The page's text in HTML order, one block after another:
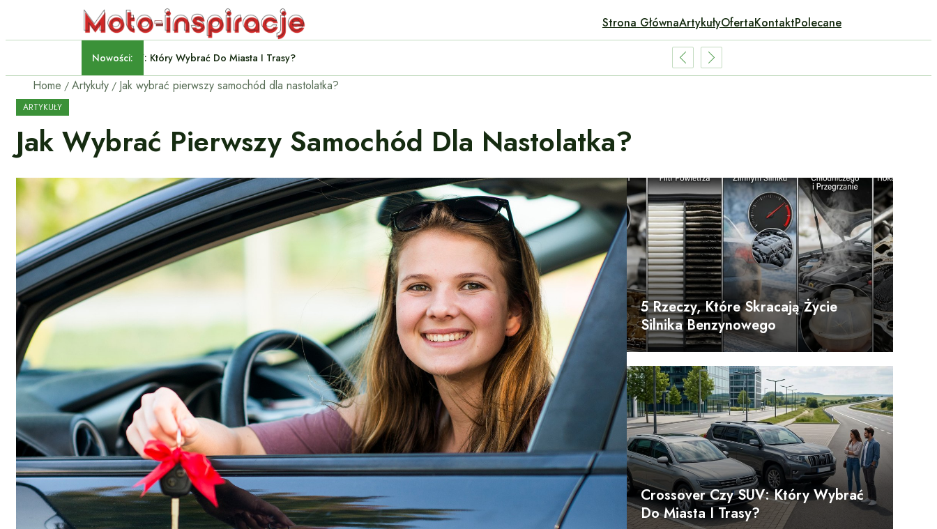
Strona GłównaArtykułyOfertaKontaktPolecane
Nowości: Crossover Czy SUV: Który Wybrać Do Miasta I Trasy?
Home Artykuły Jak wybrać pierwszy samochód dla nastolatka?
ARTYKUŁY
Jak Wybrać Pierwszy Samochód Dla Nastolatka?
5 Rzeczy, Które Skracają Życie
Silnika Benzynowego
Crossover Czy SUV: Który Wybrać
Do Miasta I Trasy?